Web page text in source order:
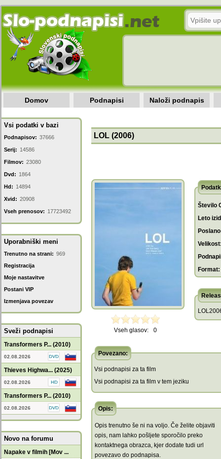
Domov Podnapisi Naloži podnapis
Vsi podatki v bazi
Podnapisov: 37666
Serij: 14586
Filmov: 23080
Dvd: 1864
Hd: 14894
Xvid: 20908
Vseh prenosov: 17723492
Uporabniški meni
Trenutno na strani: 969
Registracija
Moje nastavitve
Postani VIP
Izmenjava povezav
Sveži podnapisi
Transformers P... (2010)
02.08.2026
Thieves Highwa... (2025)
02.08.2026
Transformers P... (2010)
02.08.2026
Novo na forumu
Napake v filmih [Mov ...
LOL (2006)
Vseh glasov: 0
Število
Leto
Format:
Povezano:
Vsi podnapisi za ta film
Vsi podnapisi za ta film v tem jeziku
Opis:
Opis trenutno še ni na voljo. Če želite objaviti
opis, nam lahko pošljete sporočilo preko
kontaktnega obrazca, kjer dodate tudi url
povezavo do podnapisa.